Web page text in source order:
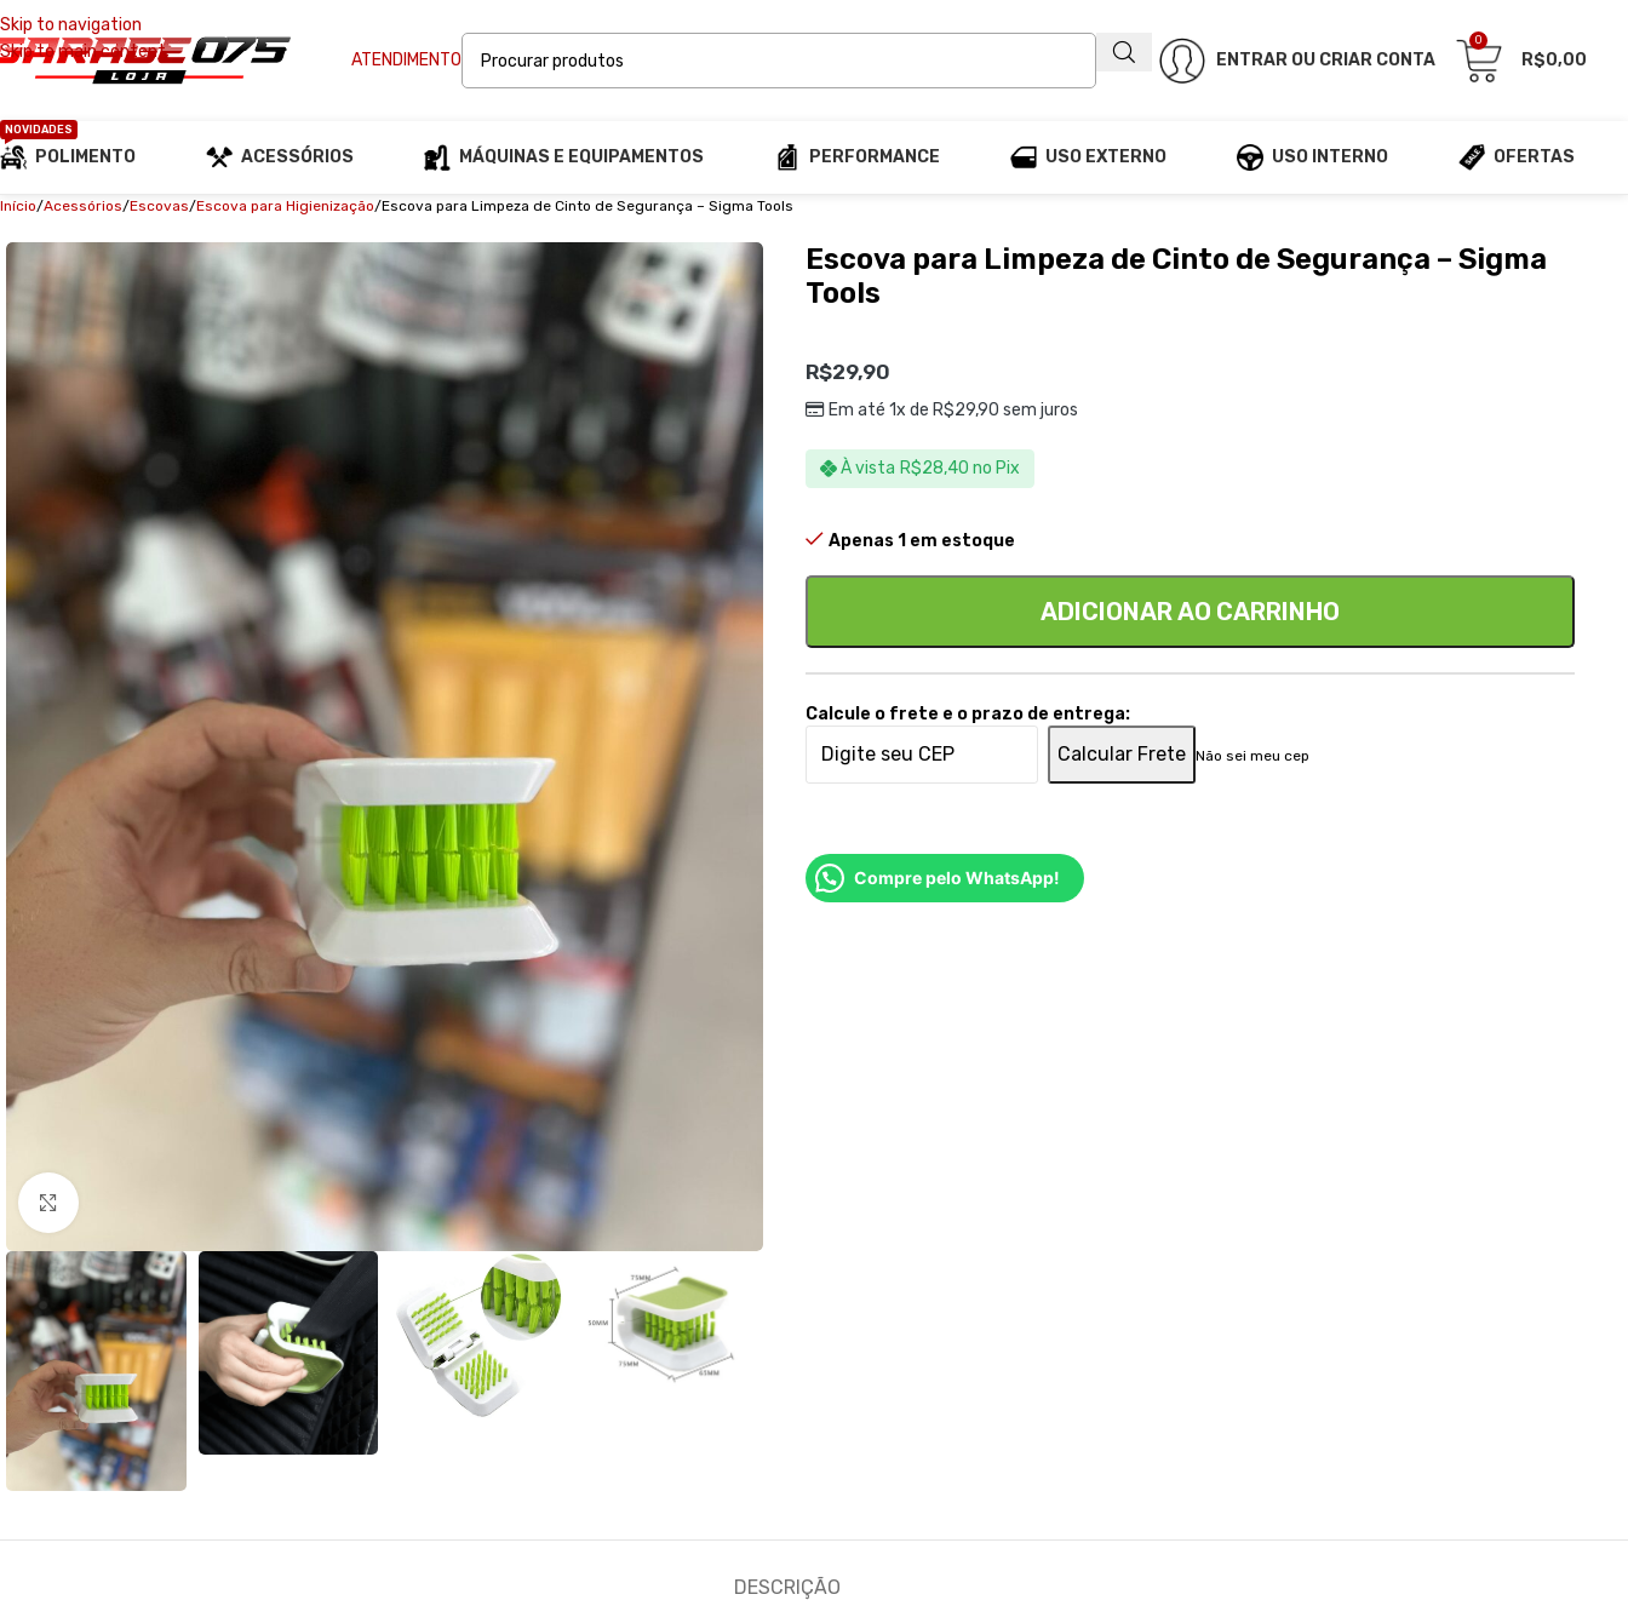
Skip to navigation
Skip to main content
ATENDIMENTO ENTRAR OU CRIAR CONTA
0
R$0,00
POLIMENTO
NOVIDADES
ACESSÓRIOS MÁQUINAS E EQUIPAMENTOS PERFORMANCE USO EXTERNO USO INTERNO OFERTAS
Início Acessórios Escovas Escova para Higienização Escova para Limpeza de Cinto de Segurança – Sigma Tools
Escova para Limpeza de Cinto de Segurança – Sigma
Tools
R$29,90
Em até 1x de R$29,90 sem juros
À vista R$28,40 no Pix
Apenas 1 em estoque
ADICIONAR AO CARRINHO
Calcule o frete e o prazo de entrega:
Calcular Frete Não sei meu cep
Compre pelo WhatsApp!
DESCRIÇÃO